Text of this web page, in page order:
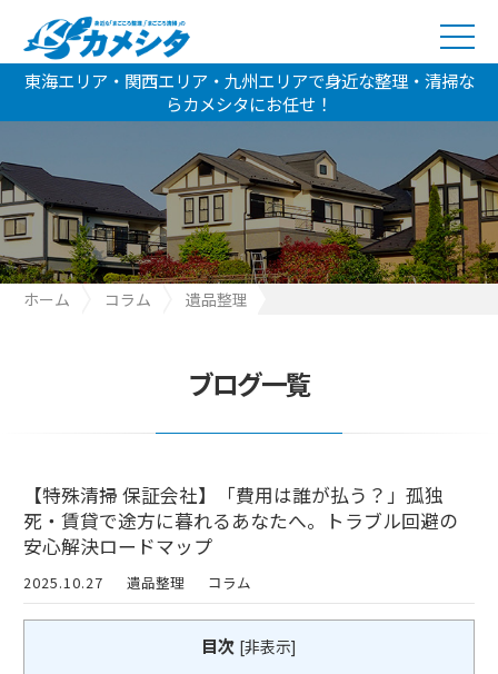
東海エリア・関西エリア・九州エリアで身近な整理・清掃な
らカメシタにお任せ！
ホーム コラム
遺品整理
ブログ一覧
【特殊清掃 保証会社】「費用は誰が払う？」孤独
死・賃貸で途方に暮れるあなたへ。トラブル回避の
安心解決ロードマップ
2025.10.27 遺品整理 コラム
目次 [非表示]